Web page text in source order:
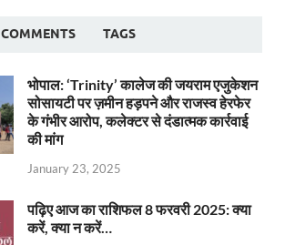
COMMENTS TAGS
भोपाल: ‘Trinity’ कालेज की जयराम एजुकेशन
सोसायटी पर ज़मीन हड़पने और राजस्व हेरफेर
के गंभीर आरोप, कलेक्टर से दंडात्मक कार्रवाई
की मांग
January 23, 2025
पढ़िए आज का राशिफल 8 फरवरी 2025: क्या
करें, क्या न करें…